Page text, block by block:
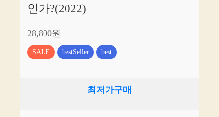
인가?(2022)
28,800원
SALE bestSeller best
최저가구매